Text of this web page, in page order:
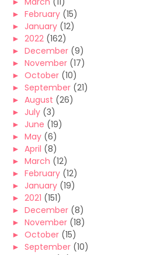
► February (15)
► January (12)
► 2022 (162)
► December (9)
► November (17)
► October (10)
► September (21)
► August (26)
► July (3)
► June (19)
► May (6)
► April (8)
► March (12)
► February (12)
► January (19)
► 2021 (151)
► December (8)
► November (18)
► October (15)
► September (10)